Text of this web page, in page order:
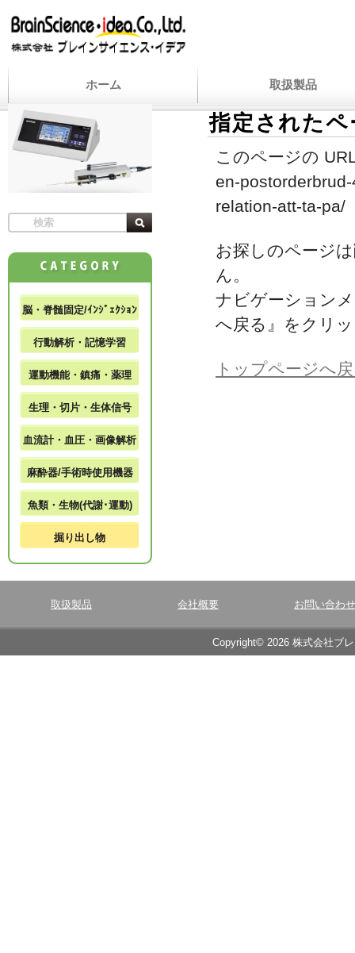
ホーム 取扱製品
指定された
このページの
en-
relation-att-ta-pa/
お探しのページ
ん。
ナビゲーション
へ戻る』をクリ
トップページへ
脳・脊髄固定/ｲﾝｼﾞｪｸｼｮﾝ
行動解析・記憶学習
運動機能・鎮痛・薬理
生理・切片・生体信号
血流計・血圧・画像解析
麻酔器/手術時使用機器
魚類・生物(代謝･運動)
掘り出し物
取扱製品 会社概要 お問い合わせ
Copyright© 2026 株式会社ブ